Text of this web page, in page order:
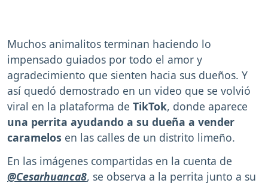
Muchos animalitos terminan haciendo lo
impensado guiados por todo el amor y
agradecimiento que sienten hacia sus dueños. Y
así quedó demostrado en un video que se volvió
viral en la plataforma de TikTok, donde aparece
una perrita ayudando a su dueña a vender
caramelos en las calles de un distrito limeño.
En las imágenes compartidas en la cuenta de
@Cesarhuanca8, se observa a la perrita junto a su